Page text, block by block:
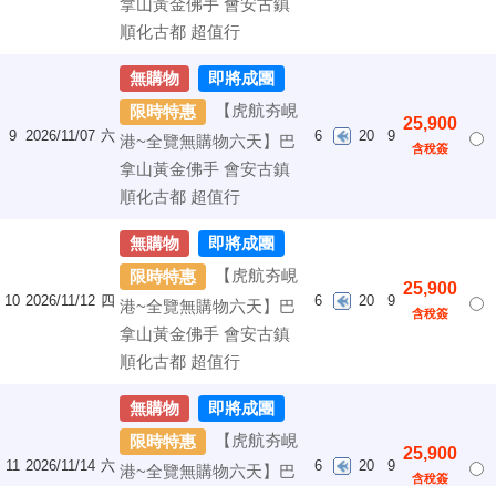
拿山黃金佛手 會安古鎮
順化古都 超值行
9 2026/11/07 六
無購物
即將成團
限時特惠
【虎航夯峴
港~全覽無購物六天】巴
拿山黃金佛手 會安古鎮
順化古都 超值行
6 20 9
25,900
含稅簽
10 2026/11/12 四
無購物
即將成團
限時特惠
【虎航夯峴
港~全覽無購物六天】巴
拿山黃金佛手 會安古鎮
順化古都 超值行
6 20 9
25,900
含稅簽
11 2026/11/14 六
無購物
即將成團
限時特惠
【虎航夯峴
港~全覽無購物六天】巴
6 20 9
25,900
含稅簽